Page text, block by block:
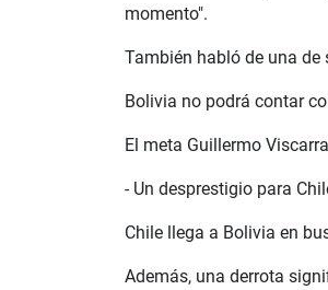
momento".
También habló de una
Bolivia no podrá contar
El meta Guillermo
- Un desprestigio para
Chile llega a Bolivia en
Además, una derrota